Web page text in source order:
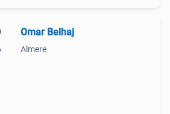
Omar Belhaj
Almere